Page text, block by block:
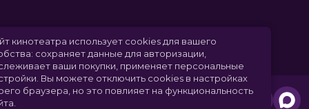
Сайт кинотеатра использует cookies для вашего
удобства: сохраняет данные для авторизации,
отслеживает ваши покупки, применяет персональные
настройки.Вы можете отключить cookies в настройках
своего браузера, но это повлияет на функциональность
сайта.